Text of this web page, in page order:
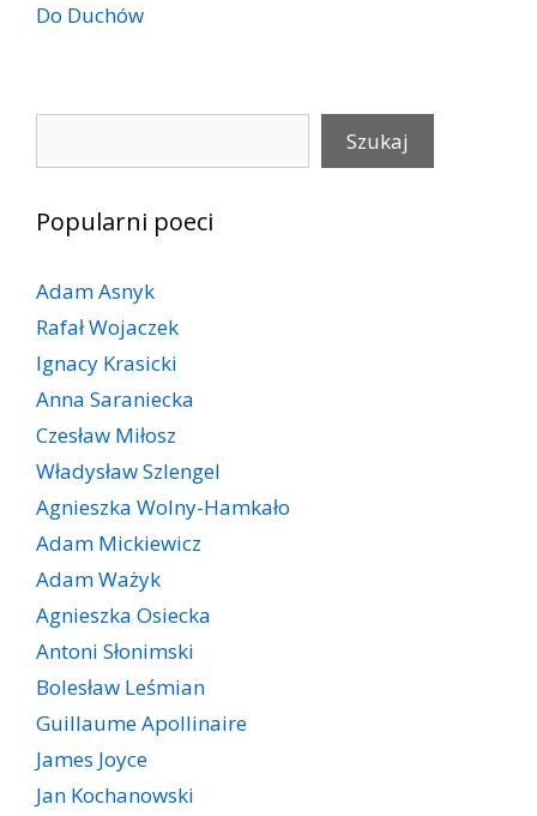
Do Duchów
Szukaj
Popularni poeci
Adam Asnyk
Rafał Wojaczek
Ignacy Krasicki
Anna Saraniecka
Czesław Miłosz
Władysław Szlengel
Agnieszka Wolny-Hamkało
Adam Mickiewicz
Adam Ważyk
Agnieszka Osiecka
Antoni Słonimski
Bolesław Leśmian
Guillaume Apollinaire
James Joyce
Jan Kochanowski